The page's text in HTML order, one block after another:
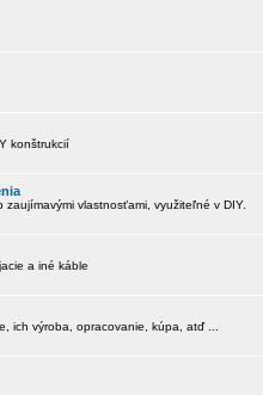
konštrukcií
vlastnosťami, využiteľné v DIY.
a iné káble
ich výroba, opracovanie, kúpa, atď ...